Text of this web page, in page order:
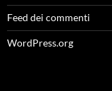
Feed dei commenti
WordPress.org